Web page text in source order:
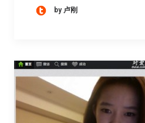
by 卢刚